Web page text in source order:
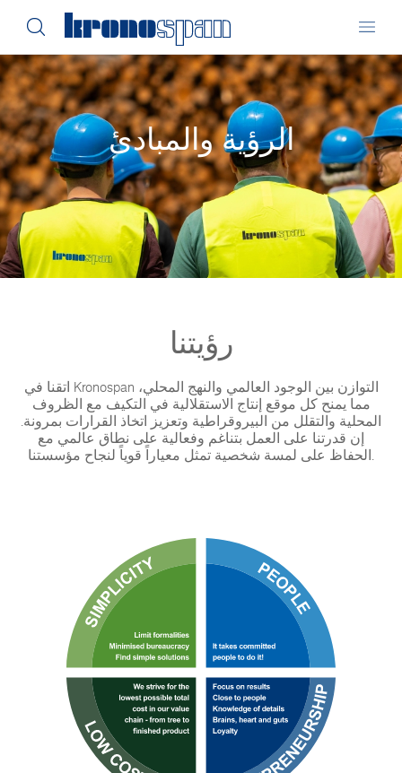
الرؤية والمبادئ
رؤيتنا
اتقنا في Kronospan التوازن بين الوجود العالمي والنهج المحلي،
مما يمنح كل موقع إنتاج الاستقلالية في التكيف مع الظروف
المحلية والتقلل من البيروقراطية وتعزيز اتخاذ القرارات بمرونة.
إن قدرتنا على العمل بتناغم وفعالية على نطاق عالمي مع
الحفاظ على لمسة شخصية تمثل معياراً قوياً لنجاح مؤسستنا.